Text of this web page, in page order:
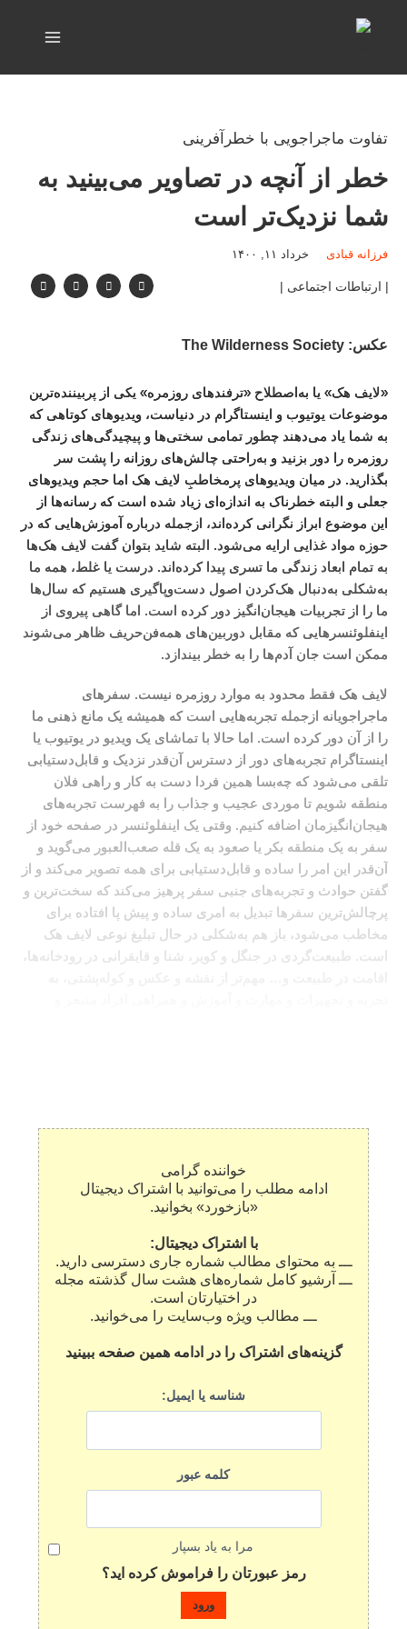
تفاوت ماجراجویی با خطرآفرینی
خطر از آنچه در تصاویر می‌بینید به
شما نزدیک‌تر است
فرزانه قبادی خرداد ۱۱, ۱۴۰۰
| ارتباطات اجتماعی |
عکس: The Wilderness Society
«لایف هک» یا به‌اصطلاح‌ «ترفندهای روزمره» یکی از پربیننده‌ترین
موضوعات یوتیوب و اینستاگرام در دنیاست، ویدیوهای کوتاهی که
به شما یاد می‌دهند چطور تمامی سختی‌ها و پیچیدگی‌های زندگی
روزمره را دور بزنید و به‌راحتی چالش‌های روزانه را پشت سر
بگذارید. در میان ویدیوهای پرمخاطبِ لایف هک اما حجم ویدیوهای
جعلی و البته خطرناک به اندازه‌ای زیاد شده است که رسانه‌ها از
این موضوع ابراز نگرانی کرده‌اند، ازجمله درباره آموزش‌هایی که در
حوزه مواد غذایی ارایه می‌شود. البته شاید بتوان گفت لایف هک‌ها
به تمام ابعاد زندگی ما تسری پیدا کرده‌اند. درست یا غلط، همه ما
به‌شکلی به‌دنبال هک‌کردن اصول دست‌و‌پاگیری هستیم که سال‌ها
ما را از تجربیات هیجان‌انگیز دور کرده است. اما گاهی پیروی از
اینفلوئنسرهایی که مقابل دوربین‌های همه‌فن‌حریف ظاهر می‌شوند
ممکن است جان آدم‌ها را به خطر بیندازد.
لایف هک فقط محدود به موارد روزمره نیست. سفرهای
ماجراجویانه ازجمله تجربه‌هایی است که همیشه یک مانع ذهنی ما
را از آن دور کرده است. اما حالا با تماشای یک ویدیو در یوتیوب یا
اینستاگرام تجربه‌های دور از دسترس آن‌قدر نزدیک و قابل‌دستیابی
تلقی می‌شود که چه‌بسا همین فردا دست به کار و راهی فلان
منطقه شویم تا موردی عجیب و جذاب را به فهرست تجربه‌های
هیجان‌انگیزمان اضافه کنیم. وقتی یک اینفلوئنسر در صفحه خود از
سفر به یک منطقه بکر یا صعود به یک قله صعب‌العبور می‌گوید و
آن‌قدر این امر را ساده و قابل‌دستیابی برای همه تصویر می‌کند و از
گفتن حوادث و تجربه‌های جنبی سفر پرهیز می‌کند که سخت‌ترین و
پرچالش‌ترین سفرها تبدیل به امری ساده و پیش پا افتاده برای
مخاطب می‌شود، باز هم به‌شکلی در حال تبلیغ نوعی لایف هک
است. طبیعت‌گردی در جنگل و کویر، شنا و قایقرانی در رودخانه‌ها،
خواننده گرامی
ادامه مطلب را می‌توانید با اشتراک دیجیتال
«بازخورد» بخوانید.
با اشتراک دیجیتال:
ـــ به محتوای مطالب شماره جاری دسترسی دارید.
ـــ آرشیو کامل شماره‌های هشت سال گذشته مجله
در اختیارتان است.
ـــ مطالب ویژه وب‌سایت را می‌خوانید.
گزینه‌های اشتراک را در ادامه همین صفحه ببینید
شناسه یا ایمیل:
کلمه عبور
مرا به یاد بسپار
رمز عبورتان را فراموش کرده اید؟